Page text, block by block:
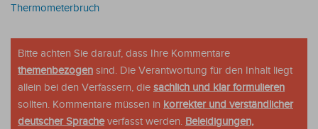
Thermometerbruch
Bitte achten Sie darauf, dass Ihre Kommentare
themenbezogen sind. Die Verantwortung für den Inhalt liegt
allein bei den Verfassern, die sachlich und klar formulieren
sollten. Kommentare müssen in korrekter und verständlicher
deutscher Spracheverfasst werden. Beleidigungen,